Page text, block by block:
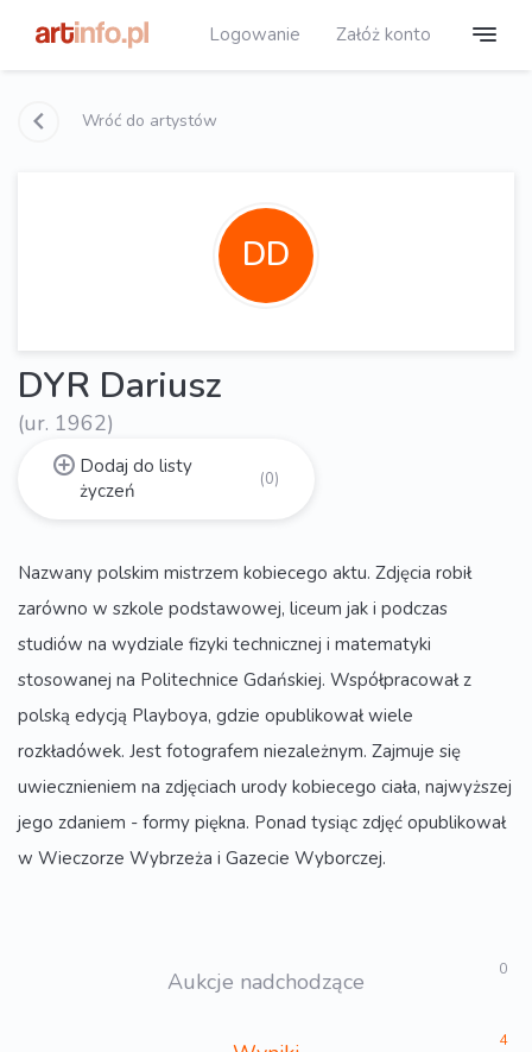
Logowanie Załóż konto
Wróć do artystów
DD
DYR Dariusz
(ur. 1962)
Dodaj do listy
życzeń
(0)
Nazwany polskim mistrzem kobiecego aktu. Zdjęcia robił
zarówno w szkole podstawowej, liceum jak i podczas
studiów na wydziale fizyki technicznej i matematyki
stosowanej na Politechnice Gdańskiej. Współpracował z
polską edycją Playboya, gdzie opublikował wiele
rozkładówek. Jest fotografem niezależnym. Zajmuje się
uwiecznieniem na zdjęciach urody kobiecego ciała, najwyższej
jego zdaniem - formy piękna. Ponad tysiąc zdjęć opublikował
w Wieczorze Wybrzeża i Gazecie Wyborczej.
Aukcje nadchodzące 0
4